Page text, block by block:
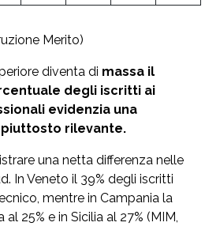
Merito)
diventa di massa il
degli iscritti ai
evidenzia una
rilevante.
una netta differenza nelle
In Veneto il 39% degli iscritti
mentre in Campania la
25% e in Sicilia al 27% (MIM,